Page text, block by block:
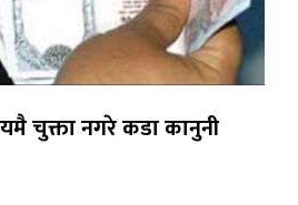
चुक्ता नगरे कडा कानुनी